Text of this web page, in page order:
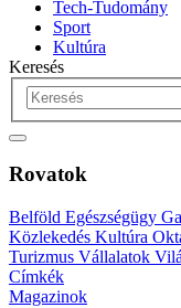
Tech-Tudomány
Sport
Kultúra
Keresés
Rovatok
Belföld Egészségügy
Közlekedés Kultúra
Turizmus Vállalatok
Címkék
Magazinok